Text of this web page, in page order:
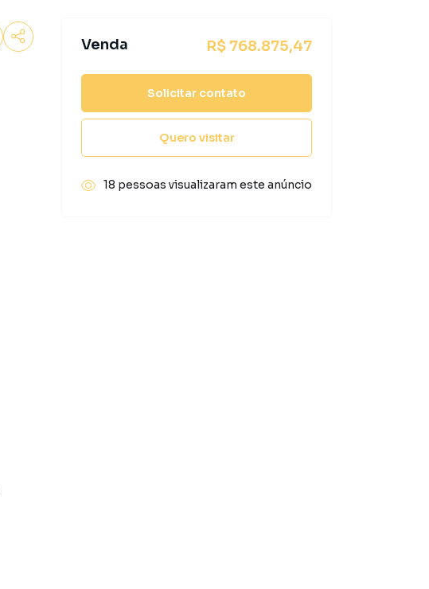
Venda R$ 768.875,47
Solicitar contato
Quero visitar
18 pessoas visualizaram este anúncio